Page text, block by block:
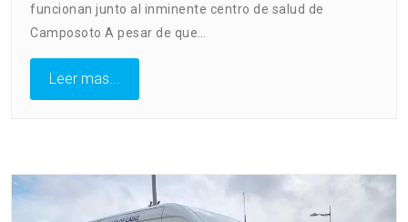
funcionan junto al inminente centro de salud de
Camposoto A pesar de que…
Leer mas...